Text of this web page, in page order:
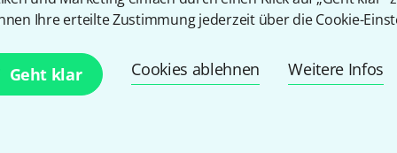
Ihre erteilte Zustimmung jederzeit über die Cookie-
Geht klar Cookies ablehnen Weitere Infos
& passende